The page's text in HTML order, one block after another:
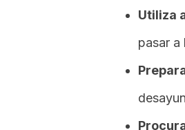
Utiliza
pasar a